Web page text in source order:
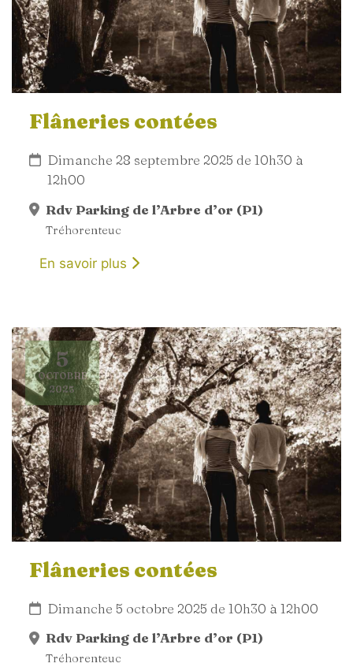
Flâneries contées
Dimanche 28 septembre 2025 de 10h30 à
12h00
Rdv Parking de l’Arbre d’or (P1)
Tréhorenteuc
En savoir plus
5
OCTOBRE
2025
Flâneries contées
Dimanche 5 octobre 2025 de 10h30 à 12h00
Rdv Parking de l’Arbre d’or (P1)
Tréhorenteuc